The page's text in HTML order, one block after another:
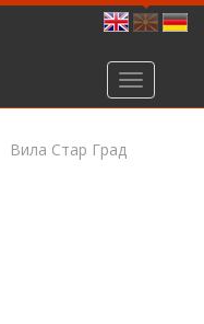
Toggle
navigation
Вила Стар Град